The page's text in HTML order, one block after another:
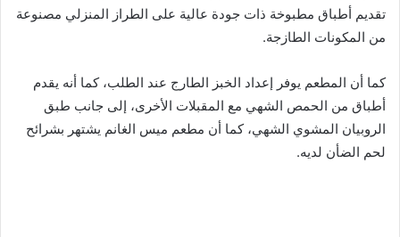
تقديم أطباق مطبوخة ذات جودة عالية على الطراز المنزلي مصنوعة
من المكونات الطازجة.
كما أن المطعم يوفر إعداد الخبز الطارج عند الطلب، كما أنه يقدم
أطباق من الحمص الشهي مع المقبلات الأخرى، إلى جانب طبق
الروبيان المشوي الشهي، كما أن مطعم ميس الغانم يشتهر بشرائح
لحم الضأن لديه.